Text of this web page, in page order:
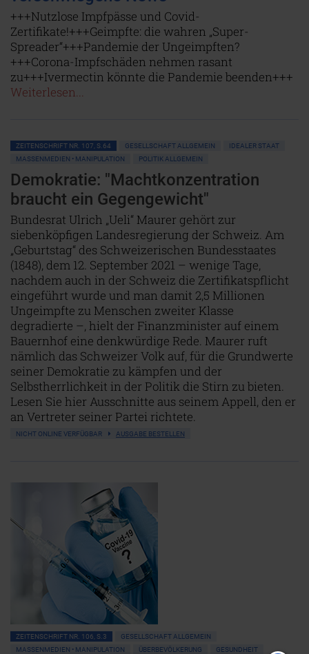
+++Nutzlose Impfpässe und Covid-
Zertifikate!+++Geimpfte: die wahren „Super-
Spreader“+++Pandemie der Ungeimpften?
+++Corona-Impfschäden nehmen rasant
zu+++Ivermectin könnte die Pandemie beenden+++
Weiterlesen...
ZEITENSCHRIFT NR. 107, S.64 GESELLSCHAFT ALLGEMEIN
IDEALER STAAT
MASSENMEDIEN • MANIPULATION
POLITIK ALLGEMEIN
Demokratie: "Machtkonzentration
braucht ein Gegengewicht"
Bundesrat Ulrich „Ueli“ Maurer gehört zur
siebenköpfigen Landesregierung der Schweiz. Am
„Geburtstag“ des Schweizerischen Bundesstaates
(1848), dem 12. September 2021 – wenige Tage,
nachdem auch in der Schweiz die Zertifikatspflicht
eingeführt wurde und man damit 2,5 Millionen
Ungeimpfte zu Menschen zweiter Klasse
degradierte –, hielt der Finanzminister auf einem
Bauernhof eine denkwürdige Rede. Maurer ruft
nämlich das Schweizer Volk auf, für die Grundwerte
seiner Demokratie zu kämpfen und der
Selbstherrlichkeit in der Politik die Stirn zu bieten.
Lesen Sie hier Ausschnitte aus seinem Appell, den er
an Vertreter seiner Partei richtete.
NICHT ONLINE VERFÜGBAR AUSGABE BESTELLEN
ZEITENSCHRIFT NR. 106, S.3
GESELLSCHAFT ALLGEMEIN
MASSENMEDIEN • MANIPULATION
ÜBERBEVÖLKERUNG
GESUNDHEIT